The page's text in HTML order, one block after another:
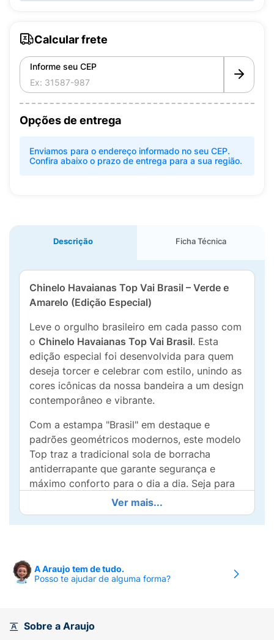
Calcular frete
Informe seu CEP
Opções de entrega
Enviamos para o endereço informado no seu CEP.
Confira abaixo o prazo de entrega para a sua região.
Descrição Ficha Técnica
Chinelo Havaianas Top Vai Brasil – Verde e
Amarelo (Edição Especial)
Leve o orgulho brasileiro em cada passo com
o Chinelo Havaianas Top Vai Brasil. Esta
edição especial foi desenvolvida para quem
deseja torcer e celebrar com estilo, unindo as
cores icônicas da nossa bandeira a um design
contemporâneo e vibrante.
Com a estampa "Brasil" em destaque e
padrões geométricos modernos, este modelo
Top traz a tradicional sola de borracha
antiderrapante que garante segurança e
máximo conforto para o dia a dia. Seja para
um churrasco com amigos, um dia de sol ou
para torcer pela nossa seleção, as Havaianas
Vai Brasil são o acessório indispensável para
Principais Diferenciais:
Ver mais...
A Araujo tem de tudo.
Posso te ajudar de alguma forma?
Sobre a Araujo